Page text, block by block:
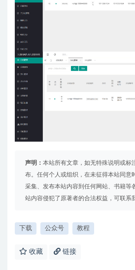
声明： 本站所有文章，如无特殊说明或标
布。任何个人或组织，在未征得本站同意
采集、发布本站内容到任何网站、书籍等
站内容侵犯了原著者的合法权益，可联系
下载 公众号 教程
收藏 链接